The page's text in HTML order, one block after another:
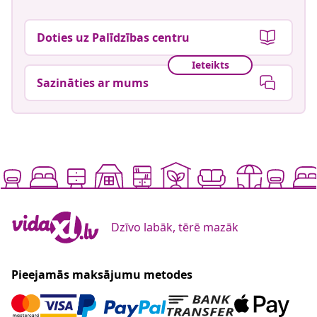
Doties uz Palīdzības centru
Ieteikts
Sazināties ar mums
Dzīvo labāk, tērē mazāk
Pieejamās maksājumu metodes